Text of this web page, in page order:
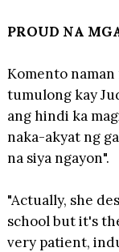
PROUD NA
Komento naman
tumulong kay
ang hindi ka
naka-akyat ng
na siya ngayon".
"Actually, she
school but it's
very patient,